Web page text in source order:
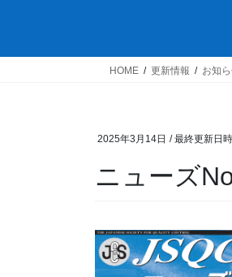
HOME 更新情報 お知
2025年3月14日 / 最終更新日
ニューズ